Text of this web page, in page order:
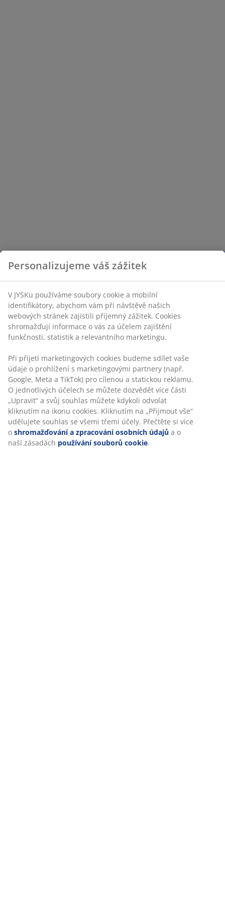
Personalizujeme váš zážitek
V JYSKu používáme soubory cookie a mobilní
identifikátory, abychom vám při návštěvě našich
webových stránek zajistili příjemný zážitek. Cookies
shromažďují informace o vás za účelem zajištění
funkčnosti, statistik a relevantního marketingu.
Při přijetí marketingových cookies budeme sdílet vaše
údaje o prohlížení s marketingovými partnery (např.
Google, Meta a TikTok) pro cílenou a statickou reklamu.
O jednotlivých účelech se můžete dozvědět více části
„Upravit“ a svůj souhlas můžete kdykoli odvolat
kliknutím na ikonu cookies. Kliknutím na „Přijmout vše“
udělujete souhlas se všemi třemi účely. Přečtěte si více
o shromažďování a zpracování osobních údajů a o
naší zásadách používání souborů cookie.